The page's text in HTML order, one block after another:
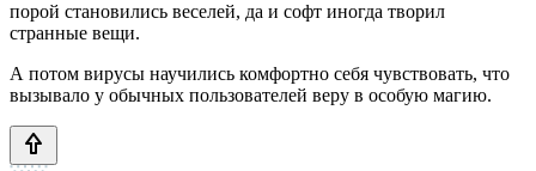
порой становились веселей, да и софт иногда творил
странные вещи.
А потом вирусы научились комфортно себя чувствовать, что
вызывало у обычных пользователей веру в особую магию.